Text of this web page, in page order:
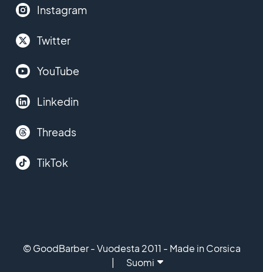
Instagram
Twitter
YouTube
Linkedin
Threads
TikTok
© GoodBarber - Vuodesta 2011 - Made in Corsica
Suomi